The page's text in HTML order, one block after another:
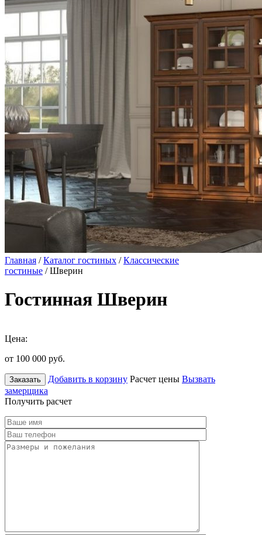
Главная /Каталог гостиных /Классические
гостиные / Шверин
Гостинная Шверин
Цена:
от 100 000 руб.
Заказать Добавить в корзину Расчет цены Вызвать
замерщика
Получить расчет